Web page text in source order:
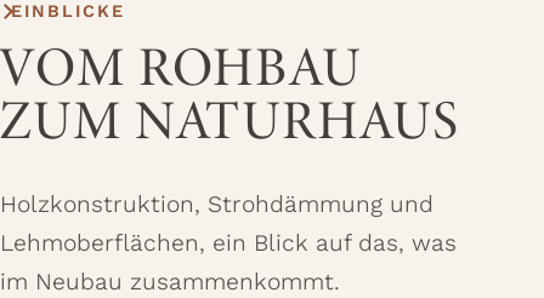
EINBLICKE
VOM ROHBAU
ZUM NATURHAUS
Holzkonstruktion, Strohdämmung und
Lehmoberflächen, ein Blick auf das, was
im Neubau zusammenkommt.